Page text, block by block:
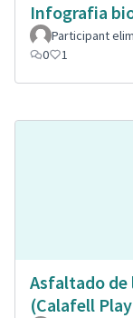
Infografia
Participant
0
1
Asfaltado de
(Calafell